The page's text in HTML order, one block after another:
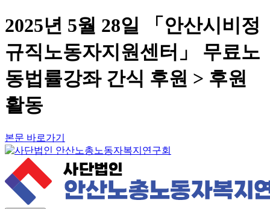
2025년 5월 28일 「안산시비정
규직노동자지원센터」 무료노
동법률강좌 간식 후원 > 후원
활동
본문 바로가기